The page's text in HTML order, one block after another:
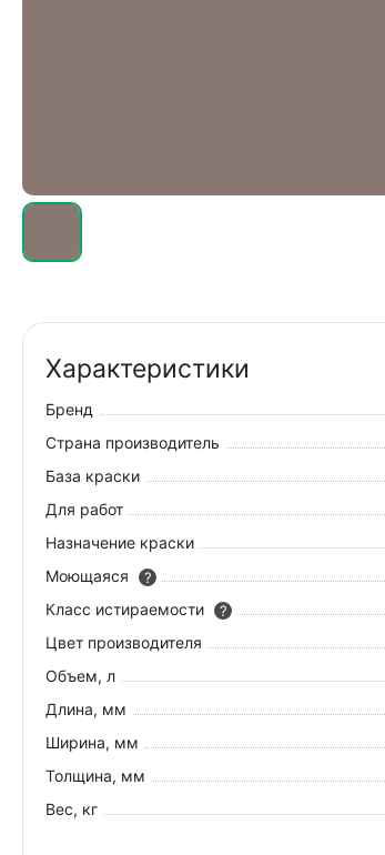
Характеристики
Бренд
Страна производитель
База краски
Для работ
Назначение краски
Моющаяся
?
Класс истираемости
?
Цвет производителя
Объем, л
Длина, мм
Ширина, мм
Толщина, мм
Вес, кг